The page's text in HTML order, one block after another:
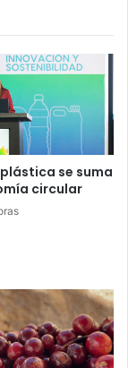
se suma
circular